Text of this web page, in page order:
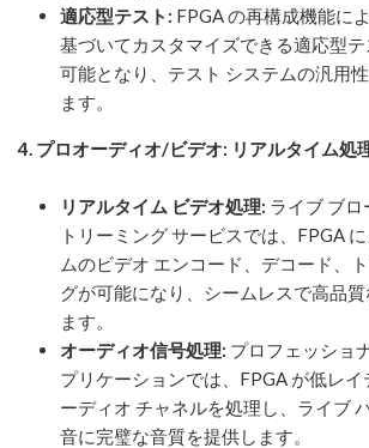
適応型テスト: FPGA の再構成機能に
基づいてカスタマイズできる適応型
可能となり、テスト システムの汎用
ます。
4. プロオーディオ/ビデオ: リアルタイム処
リアルタイム ビデオ処理: ライブ ブ
トリーミング サービスでは、FPGA
ムのビデオ エンコード、デコード、
グが可能になり、シームレスで高品
ます。
オーディオ信号処理: プロフェッショ
プリケーションでは、FPGA が低レ
ーディオ チャネルを処理し、ライブ
音に完璧な音質を提供します。